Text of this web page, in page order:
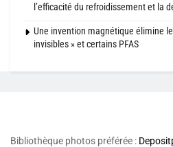
l’efficacité du refroidissement et la
Une invention magnétique élimine
invisibles » et certains PFAS
Bibliothèque photos préférée :